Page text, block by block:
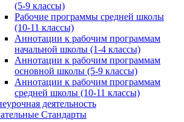
(5-9 классы)
Рабочие программы средней школы
(10-11 классы)
Аннотации к рабочим программам
начальной школы (1-4 классы)
Аннотации к рабочим программам
основной школы (5-9 классы)
Аннотации к рабочим программам
средней школы (10-11 классы)
деятельность
Стандарты